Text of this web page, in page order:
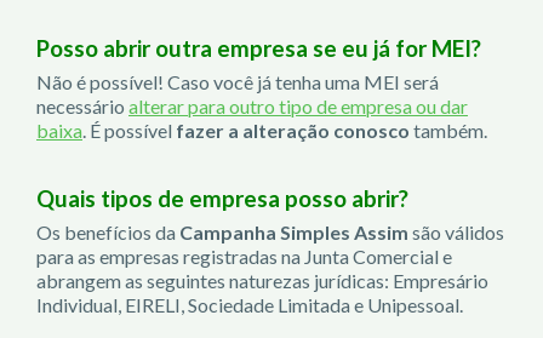
Posso abrir outra empresa se eu já for MEI?
Não é possível! Caso você já tenha uma MEI será
necessário alterar para outro tipo de empresa ou dar
baixa. É possível fazer a alteração conosco também.
Quais tipos de empresa posso abrir?
Os benefícios da Campanha Simples Assim são válidos
para as empresas registradas na Junta Comercial e
abrangem as seguintes naturezas jurídicas: Empresário
Individual, EIRELI, Sociedade Limitada e Unipessoal.